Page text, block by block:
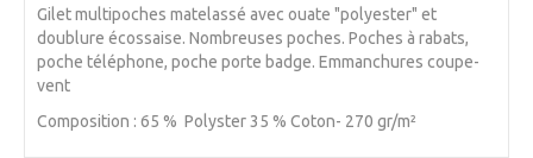
Gilet multipoches matelassé avec ouate "polyester" et
doublure écossaise. Nombreuses poches. Poches à rabats,
poche téléphone, poche porte badge. Emmanchures coupe-
vent
Composition : 65 % Polyster 35 % Coton- 270 gr/m²